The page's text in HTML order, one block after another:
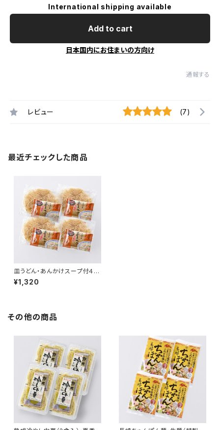
International shipping available
Add to cart
日本国内にお住まいの方向け
通報する
レビュー (7)
最近チェックした商品
皿うどん・あんかけスープ付４個
セット
¥1,320
その他の商品